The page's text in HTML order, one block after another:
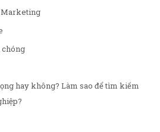
chóng
hay không? Làm sao để tìm kiếm